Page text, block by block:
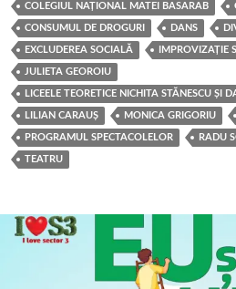
COLEGIUL NAȚIONAL MATEI BASARAB
CONSUMUL DE DROGURI DANS
EXCLUDEREA SOCIALĂ IMPROVIZAȚIE
JULIETA GEOROIU
LICEELE TEORETICE NICHITA STĂNESCU ȘI
LILIAN CARAUȘ MONICA GRIGORIU
PROGRAMUL SPECTACOLELOR RADU
TEATRU